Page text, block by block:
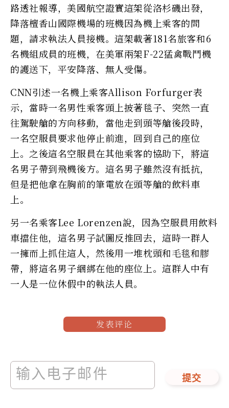
路透社報導，美國航空證實這架從洛杉磯出發，
降落檀香山國際機場的班機因為機上乘客的問
題，請求執法人員接機。這架載著181名旅客和6
名機組成員的班機，在美軍兩架F-22猛禽戰鬥機
的護送下，平安降落、無人受傷。
CNN引述一名機上乘客Allison Forfurger表
示，當時一名男性乘客頭上披著毯子、突然一直
往駕駛艙的方向移動，當他走到頭等艙後段時，
一名空服員要求他停止前進，回到自己的座位
上。之後這名空服員在其他乘客的協助下，將這
名男子帶到飛機後方。這名男子雖然沒有抵抗，
但是把他拿在胸前的筆電放在頭等艙的飲料車
上。
另一名乘客Lee Lorenzen說，因為空服員用飲料
車擋住他，這名男子試圖反推回去，這時一群人
一擁而上抓住這人，然後用一堆枕頭和毛毯和膠
帶，將這名男子綑綁在他的座位上。這群人中有
一人是一位休假中的執法人員。
发表评论
提交